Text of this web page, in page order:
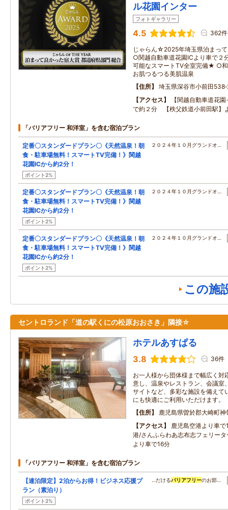
ル花園インター
フォトギャラリー
4.5 362件
じゃらん☆2025年埼玉県泊まっ
○関越自動車道花園ICより車で２
可能なスマートTV全室完備★ ○
お肌つるつる美肌温泉
住所
埼玉県深谷市小前田
アクセス
【関越自動車道花
で約２分 【秩父鉄道小前田駅】
「バリアフリー 和洋室」を含む宿泊プラン
定番〇スタンダードプラン〇《天然温泉！朝
食・駐車場無料！スマートTV完備！》関越
花園ICから約2分！
ポイント2%
２０２４年１０月グランドオ…
定番〇スタンダードプラン〇《天然温泉！朝
食・駐車場無料！スマートTV完備！》関越
花園ICから約2分！
ポイント2%
２０２４年１０月グランドオ…
定番〇スタンダードプラン〇《天然温泉！朝
食・駐車場無料！スマートTV完備！》関越
花園ICから約2分！
ポイント2%
２０２４年１０月グランドオ…
この施
セントロランド「道の駅くにの松原おおさき」隣接☆
ホテルあすぱる
3.8 36件
お一人様から団体様まで幅広く対
意し、温泉やレストラン、会議室
サイトなど、多彩な施設を備えて
にも快適にご利用いただけます。
住所
鹿児島県曽於郡大崎町神
アクセス
鹿児島空港より車
港/さんふらわあ志布志フェリー
より車で16分
「バリアフリー 和洋室」を含む宿泊プラン
【連泊限定】2泊からお得！ビジネス応援プ
ラン（素泊り）
ポイント2%
…だけるバリアフリーのお部…